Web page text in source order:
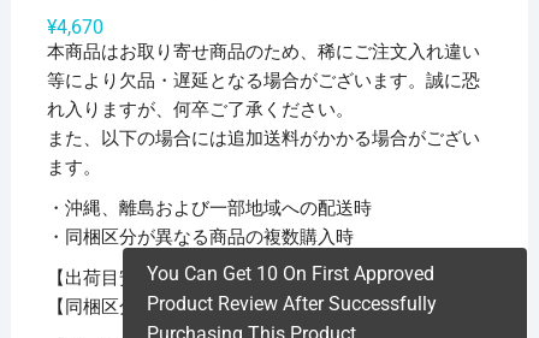
¥4,670
本商品はお取り寄せ商品のため、稀にご注文入れ違い
等により欠品・遅延となる場合がございます。誠に恐
れ入りますが、何卒ご了承ください。
また、以下の場合には追加送料がかかる場合がござい
ます。
・沖縄、離島および一部地域への配送時
・同梱区分が異なる商品の複数購入時
【出荷目安】：1 – 5営業日 ※土日・祝除く
【同梱区分】：TS 1
You Can Get 10 On First Approved
Product Review After Successfully